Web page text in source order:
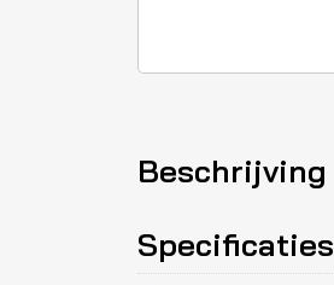
Beschrijving
Specificaties